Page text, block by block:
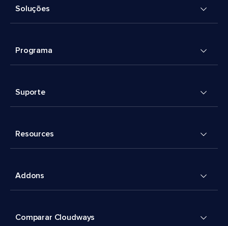
Soluções
Programa
Suporte
Resources
Addons
Comparar Cloudways